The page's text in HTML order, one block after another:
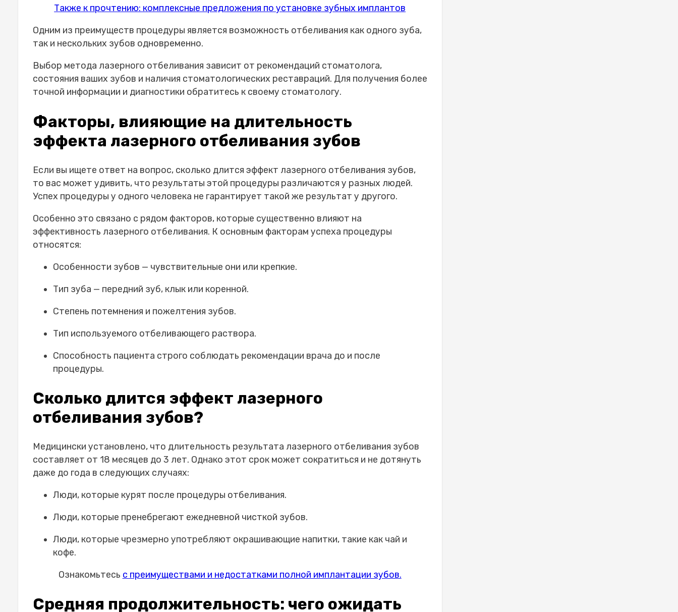
Возможные проблемы: факторы, которые могут сократить срок действия
Процедуры поддержания отбеливания: сохранение яркости со временем
Избегайте продуктов и напитков, вызывающих пятна
Чистите зубы два раза в день
Ешьте продукты, защищающие зубы
Откажитесь от курения
Используйте отбеливающую зубную пасту
Индивидуальный подход к плану отбеливания: максимизация долгосрочных
результатов
Распространённые заблуждения: развенчание мифов о длительности отбеливания
Заключение
Часто задаваемые вопросы
Безопасно ли лазерное отбеливание зубов для всех?
Когда можно есть и пить после лазерного отбеливания?
Повреждает ли лазерное отбеливание зубную эмаль?
Также к прочтению: комплексные предложения по установке зубных имплантов
Одним из преимуществ процедуры является возможность отбеливания как одного зуба,
так и нескольких зубов одновременно.
Выбор метода лазерного отбеливания зависит от рекомендаций стоматолога,
состояния ваших зубов и наличия стоматологических реставраций. Для получения более
точной информации и диагностики обратитесь к своему стоматологу.
Факторы, влияющие на длительность
эффекта лазерного отбеливания зубов
Если вы ищете ответ на вопрос, сколько длится эффект лазерного отбеливания зубов,
то вас может удивить, что результаты этой процедуры различаются у разных людей.
Успех процедуры у одного человека не гарантирует такой же результат у другого.
Особенно это связано с рядом факторов, которые существенно влияют на
эффективность лазерного отбеливания. К основным факторам успеха процедуры
относятся:
Особенности зубов — чувствительные они или крепкие.
Тип зуба — передний зуб, клык или коренной.
Степень потемнения и пожелтения зубов.
Тип используемого отбеливающего раствора.
Способность пациента строго соблюдать рекомендации врача до и после
процедуры.
Сколько длится эффект лазерного
отбеливания зубов?
Медицински установлено, что длительность результата лазерного отбеливания зубов
составляет от 18 месяцев до 3 лет. Однако этот срок может сократиться и не дотянуть
даже до года в следующих случаях:
Люди, которые курят после процедуры отбеливания.
Люди, которые пренебрегают ежедневной чисткой зубов.
Люди, которые чрезмерно употребляют окрашивающие напитки, такие как чай и
кофе.
Ознакомьтесь с преимуществами и недостатками полной имплантации зубов.
Средняя продолжительность: чего ожидать